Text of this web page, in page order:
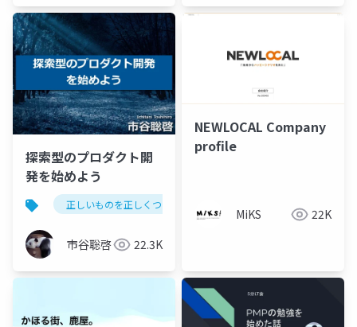
探索型のプロダクト開
発を始めよう
正しいものを正しくつくる
市谷聡啓 22.3K
NEWLOCAL Company
profile
MiKS 22K